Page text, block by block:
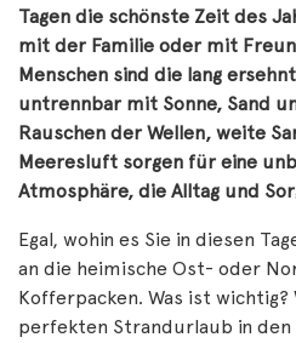
Tagen die schönste Zeit des
mit der Familie oder mit
Menschen sind die lang
untrennbar mit Sonne, Sand
Rauschen der Wellen, weite
Meeresluft sorgen für eine
Atmosphäre, die Alltag und
Egal, wohin es Sie in diesen
an die heimische Ost- oder
Kofferpacken. Was ist
perfekten Strandurlaub in den